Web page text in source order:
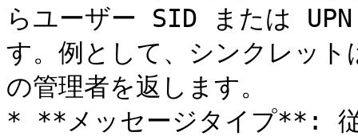
らユーザー SID または
す。例として、シンクレッ
の管理者を返します。
* **メッセージタイプ**: 従